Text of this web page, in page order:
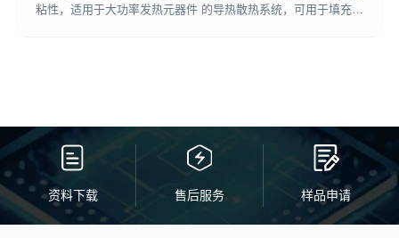
粘性，适用于大功率发热元器件 的导热散热系统，可用于填充小
资料下载 售后服务 样品申请